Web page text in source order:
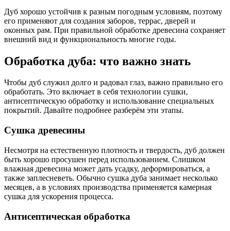
Дуб хорошо устойчив к разным погодным условиям, поэтому
его применяют для создания заборов, террас, дверей и
оконных рам. При правильной обработке древесина сохраняет
внешний вид и функциональность многие годы.
Обработка дуба: что важно знать
Чтобы дуб служил долго и радовал глаз, важно правильно его
обработать. Это включает в себя технологии сушки,
антисептическую обработку и использование специальных
покрытий. Давайте подробнее разберём эти этапы.
Сушка древесины
Несмотря на естественную плотность и твердость, дуб должен
быть хорошо просушен перед использованием. Слишком
влажная древесина может дать усадку, деформироваться, а
также заплесневеть. Обычно сушка дуба занимает несколько
месяцев, а в условиях производства применяется камерная
сушка для ускорения процесса.
Антисептическая обработка